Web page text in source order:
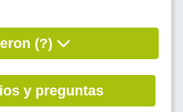
(?)
y preguntas